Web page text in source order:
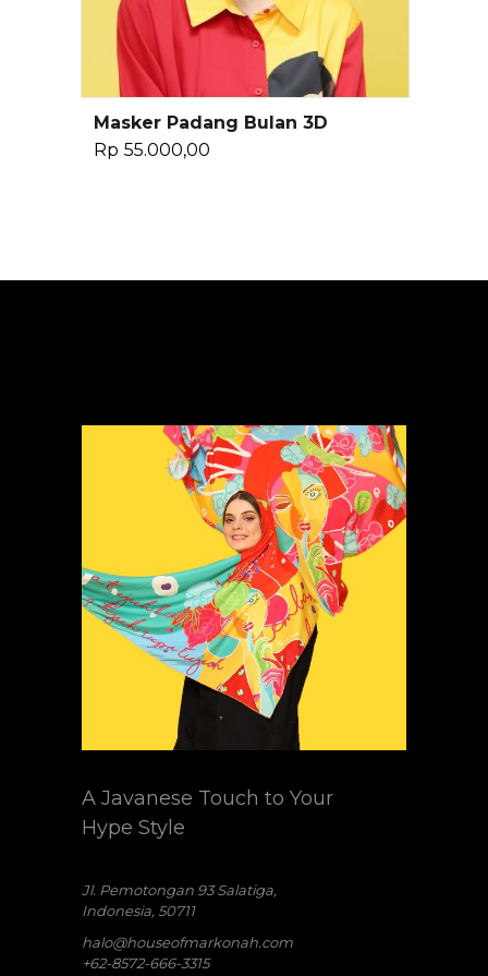
Baca Selengkapnya
Masker Padang Bulan 3D
Rp 55.000,00
A Javanese Touch to Your
Hype Style
Jl. Pemotongan 93 Salatiga,
Indonesia, 50711
halo@houseofmarkonah.com
+62-8572-666-3315